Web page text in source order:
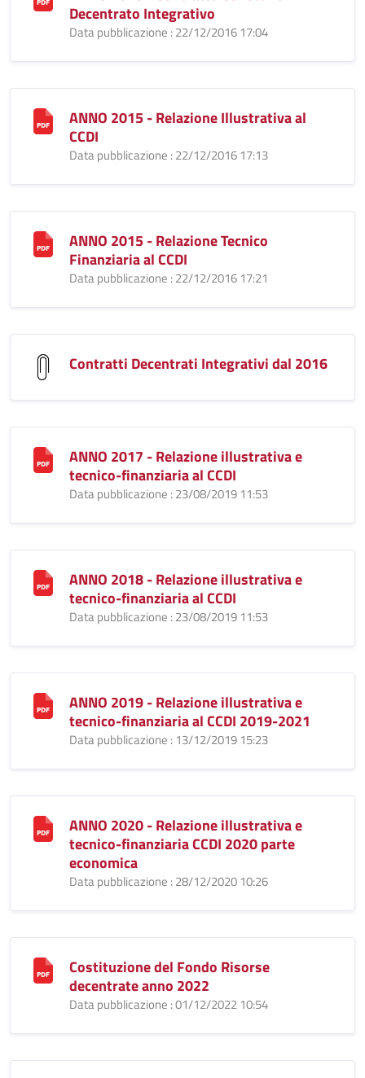
Decentrato Integrativo
Data pubblicazione : 22/12/2016 17:04
ANNO 2015 - Relazione Illustrativa al
CCDI
Data pubblicazione : 22/12/2016 17:13
ANNO 2015 - Relazione Tecnico
Finanziaria al CCDI
Data pubblicazione : 22/12/2016 17:21
Contratti Decentrati Integrativi dal 2016
ANNO 2017 - Relazione illustrativa e
tecnico-finanziaria al CCDI
Data pubblicazione : 23/08/2019 11:53
ANNO 2018 - Relazione illustrativa e
tecnico-finanziaria al CCDI
Data pubblicazione : 23/08/2019 11:53
ANNO 2019 - Relazione illustrativa e
tecnico-finanziaria al CCDI 2019-2021
Data pubblicazione : 13/12/2019 15:23
ANNO 2020 - Relazione illustrativa e
tecnico-finanziaria CCDI 2020 parte
economica
Data pubblicazione : 28/12/2020 10:26
Costituzione del Fondo Risorse
decentrate anno 2022
Data pubblicazione : 01/12/2022 10:54